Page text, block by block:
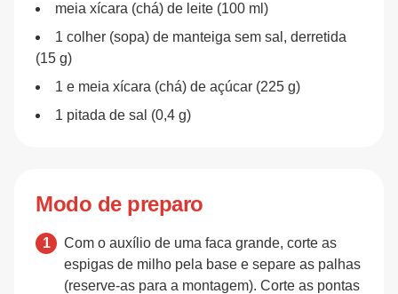
meia xícara (chá) de leite (100 ml)
1 colher (sopa) de manteiga sem sal, derretida
(15 g)
1 e meia xícara (chá) de açúcar (225 g)
1 pitada de sal (0,4 g)
Modo de preparo
Com o auxílio de uma faca grande, corte as
espigas de milho pela base e separe as palhas
(reserve-as para a montagem). Corte as pontas